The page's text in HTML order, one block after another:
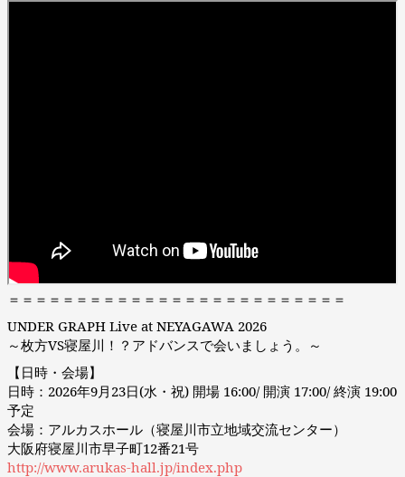
＝＝＝＝＝＝＝＝＝＝＝＝＝＝＝＝＝＝＝＝＝＝＝＝＝
UNDER GRAPH Live at NEYAGAWA 2026
～枚方VS寝屋川！？アドバンスで会いましょう。～
【日時・会場】
日時：2026年9月23日(水・祝) 開場 16:00/ 開演 17:00/ 終演 19:00
予定
会場：アルカスホール（寝屋川市立地域交流センター）
大阪府寝屋川市早子町12番21号
http://www.arukas-hall.jp/index.php